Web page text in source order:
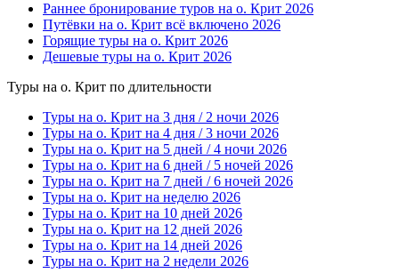
Раннее бронирование туров на о. Крит 2026
Путёвки на о. Крит всё включено 2026
Горящие туры на о. Крит 2026
Дешевые туры на о. Крит 2026
Туры на о. Крит по длительности
Туры на о. Крит на 3 дня / 2 ночи 2026
Туры на о. Крит на 4 дня / 3 ночи 2026
Туры на о. Крит на 5 дней / 4 ночи 2026
Туры на о. Крит на 6 дней / 5 ночей 2026
Туры на о. Крит на 7 дней / 6 ночей 2026
Туры на о. Крит на неделю 2026
Туры на о. Крит на 10 дней 2026
Туры на о. Крит на 12 дней 2026
Туры на о. Крит на 14 дней 2026
Туры на о. Крит на 2 недели 2026